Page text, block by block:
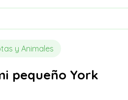
y Animales
pequeño York